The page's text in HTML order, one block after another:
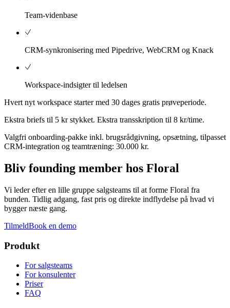
Team-videnbase
CRM-synkronisering med Pipedrive, WebCRM og Knack
Workspace-indsigter til ledelsen
Hvert nyt workspace starter med 30 dages gratis prøveperiode.
Ekstra briefs til 5 kr stykket. Ekstra transskription til 8 kr/time.
Valgfri onboarding-pakke inkl. brugsrådgivning, opsætning, tilpasset
CRM-integration og teamtræning: 30.000 kr.
Bliv founding member hos Floral
Vi leder efter en lille gruppe salgsteams til at forme Floral fra
bunden. Tidlig adgang, fast pris og direkte indflydelse på hvad vi
bygger næste gang.
TilmeldBook en demo
Produkt
For salgsteams
For konsulenter
Priser
FAQ